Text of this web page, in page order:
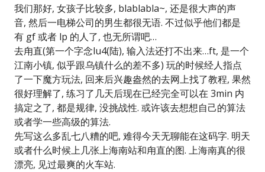
我们那好, 女孩子比较多, blablabla~, 还是很大声的声
音, 然后一电梯公司的男生都很无语. 不过似乎他们都是
有 gf 或者 lp 的人了, 也无所谓吧…
去甪直(第一个字念lu4(陆), 输入法还打不出来…ft, 是一个
江南小镇, 似乎跟乌镇什么的差不多) 玩的时候经人指点
了一下魔方玩法, 回来后兴趣盎然的去网上找了教程, 果然
很好理解了, 练习了几天后现在已经完全可以在 3min 内
搞定之了, 都是规律, 没挑战性. 或许该去想想自己的算法
或者学一些高级的算法.
先写这么多乱七八糟的吧, 难得今天无聊能在这码字. 明天
或者什么时候上几张上海南站和甪直的图. 上海南真的很
漂亮, 见过最爽的火车站.